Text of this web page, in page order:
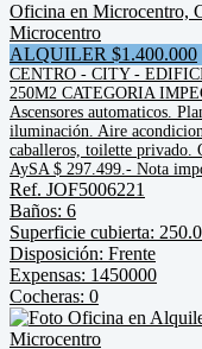
Oficina en Microcentro,
Microcentro
ALQUILER $1.400.000
CENTRO - CITY -
250M2 CATEGORIA
Ascensores automaticos.
iluminación. Aire
caballeros, toilette privado.
AySA $ 297.499.- Nota
Ref. JOF5006221
Baños: 6
Superficie cubierta:
Disposición: Frente
Expensas: 1450000
Cocheras: 0